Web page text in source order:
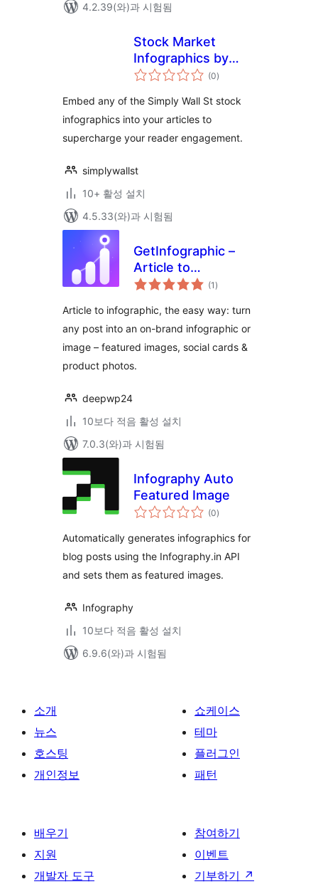
4.2.39(와)과 시험됨
Stock Market
Infographics by
Simply Wall St
(0전
체
점
)
Embed any of the Simply Wall St stock
infographics into your articles to
supercharge your reader engagement.
simplywallst
10+ 활성 설치
4.5.33(와)과 시험됨
GetInfographic –
Article to
Infographic &
(1 전
체
점
)
Article to infographic, the easy way: turn
any post into an on-brand infographic or
image – featured images, social cards &
product photos.
deepwp24
10보다 적음 활성 설치
7.0.3(와)과 시험됨
Infography Auto
Featured Image
(0전
체
점
)
Automatically generates infographics for
blog posts using the Infography.in API
and sets them as featured images.
Infography
10보다 적음 활성 설치
6.9.6(와)과 시험됨
소개
뉴스
호스팅
개인정보
쇼케이스
테마
플러그인
패턴
배우기
지원
개발자 도구
참여하기
이벤트
기부하기 ↗